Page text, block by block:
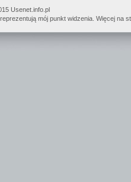
Usenet.info.pl
mój punkt widzenia. Więcej na